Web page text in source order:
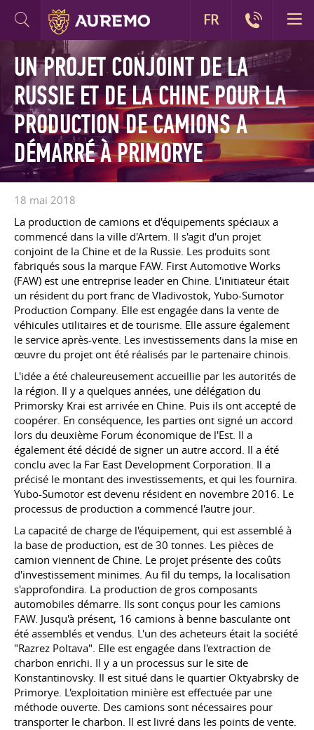
UN PROJET CONJOINT DE LA
RUSSIE ET DE LA CHINE POUR LA
PRODUCTION DE CAMIONS A
DÉMARRÉ À PRIMORYE
18 mai 2018
La production de camions et d'équipements spéciaux a
commencé dans la ville d'Artem. Il s'agit d'un projet
conjoint de la Chine et de la Russie. Les produits sont
fabriqués sous la marque FAW. First Automotive Works
(FAW) est une entreprise leader en Chine. L'initiateur était
un résident du port franc de Vladivostok, Yubo-Sumotor
Production Company. Elle est engagée dans la vente de
véhicules utilitaires et de tourisme. Elle assure également
le service après-vente. Les investissements dans la mise en
œuvre du projet ont été réalisés par le partenaire chinois.
L'idée a été chaleureusement accueillie par les autorités de
la région. Il y a quelques années, une délégation du
Primorsky Krai est arrivée en Chine. Puis ils ont accepté de
coopérer. En conséquence, les parties ont signé un accord
lors du deuxième Forum économique de l'Est. Il a
également été décidé de signer un autre accord. Il a été
conclu avec la Far East Development Corporation. Il a
précisé le montant des investissements, et qui les fournira.
Yubo-Sumotor est devenu résident en novembre 2016. Le
processus de production a commencé l'autre jour.
La capacité de charge de l'équipement, qui est assemblé à
la base de production, est de 30 tonnes. Les pièces de
camion viennent de Chine. Le projet présente des coûts
d'investissement minimes. Au fil du temps, la localisation
s'approfondira. La production de gros composants
automobiles démarre. Ils sont conçus pour les camions
FAW. Jusqu'à présent, 16 camions à benne basculante ont
été assemblés et vendus. L'un des acheteurs était la société
"Razrez Poltava". Elle est engagée dans l'extraction de
charbon enrichi. Il y a un processus sur le site de
Konstantinovsky. Il est situé dans le quartier Oktyabrsky de
Primorye. L'exploitation minière est effectuée par une
méthode ouverte. Des camions sont nécessaires pour
transporter le charbon. Il est livré dans les points de vente.
FR